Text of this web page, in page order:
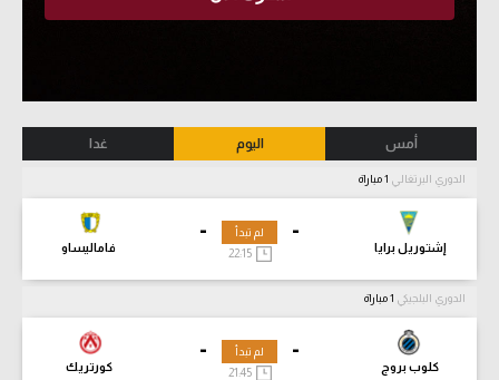
أمس اليوم غدا
الدوري البرتغالي
-
إشتوريل برايا
-
فاماليساو
لم تبدأ
22:15
الدوري البلجيكي
-
كلوب بروج
-
كورتريك
لم تبدأ
21:45